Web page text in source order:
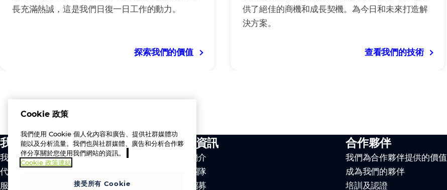
長充滿熱誠，這是我們日復一日工作的動力。
探索我們的價值
供了絕佳的商機和成長契機。為今日和未來打造解
決方案。
查看我們的技術
我們的服務
我們的價值觀
代理品牌
服務
公司資訊
公司簡介
領導團隊
人才招募
合作夥伴
我們為合作夥伴提供的價值
成為我們的夥伴
培訓及認證
Cookie 政策
我們使用 Cookie 個人化內容和廣告、提供社群媒體功
能以及分析流量。我們也與社群媒體、廣告和分析合作夥
伴分享關於您使用我們網站的資訊。
Cookie 政策連結
接受所有 Cookie